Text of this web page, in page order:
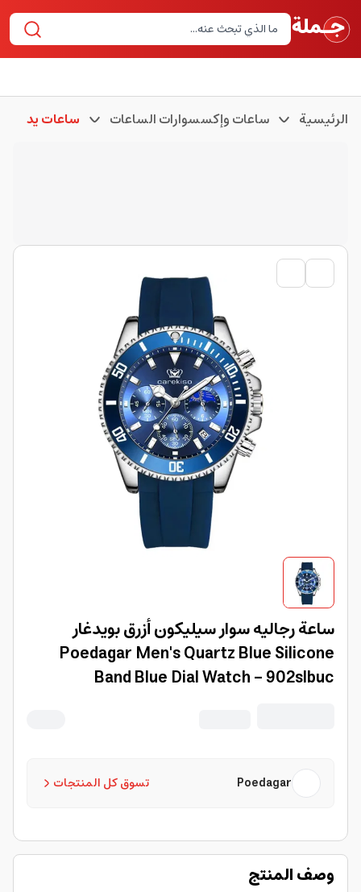
الرئيسية ساعات وإكسسوارات الساعات ساعات يد
ساعة رجاليه سوار سيليكون أزرق بويدغار
Poedagar Men's Quartz Blue Silicone
Band Blue Dial Watch - 902slbuc
تسوق كل المنتجات Poedagar
وصف المنتج